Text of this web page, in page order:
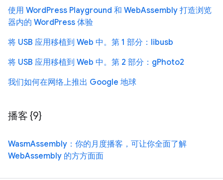
使用 WordPress Playground 和 WebAssembly 打造浏览
器内的 WordPress 体验
将 USB 应用移植到 Web 中。第 1 部分：libusb
将 USB 应用移植到 Web 中。第 2 部分：gPhoto2
我们如何在网络上推出 Google 地球
播客 {9}
WasmAssembly：你的月度播客，可让你全面了解
WebAssembly 的方方面面